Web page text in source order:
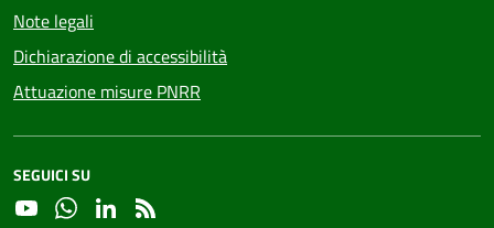
Note legali
Dichiarazione di accessibilità
Attuazione misure PNRR
SEGUICI SU
YouTubeWhatsapp
Linkedin